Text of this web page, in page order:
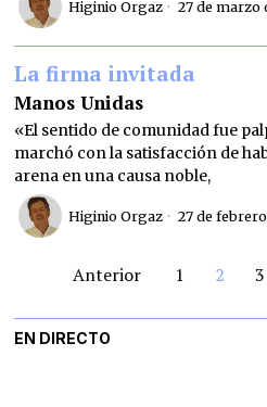
Higinio Orgaz 27 de marzo
La firma invitada
Manos Unidas
«El sentido de comunidad fue
marchó con la satisfacción de
arena en una causa noble,
Higinio Orgaz 27 de
Anterior 1 2 3
EN DIRECTO